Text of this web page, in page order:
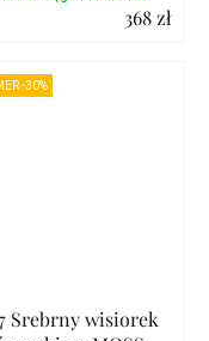
368 zł
-30%
Srebrny wisiorek